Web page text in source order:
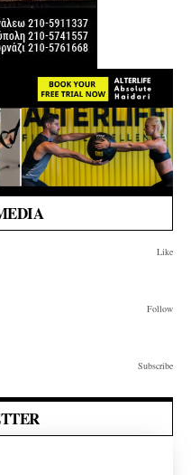
Like
Follow
Subscribe